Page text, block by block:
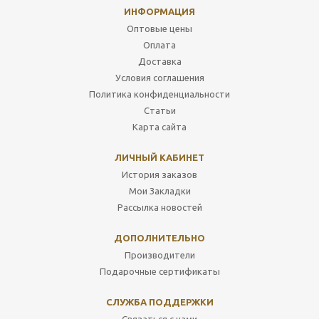
ИНФОРМАЦИЯ
Оптовые цены
Оплата
Доставка
Условия соглашения
Политика конфиденциальности
Статьи
Карта сайта
ЛИЧНЫЙ КАБИНЕТ
История заказов
Мои Закладки
Рассылка новостей
ДОПОЛНИТЕЛЬНО
Производители
Подарочные сертификаты
СЛУЖБА ПОДДЕРЖКИ